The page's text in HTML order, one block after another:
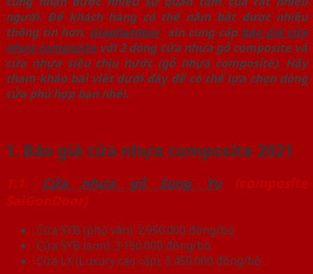
người. Để khách hàng có thể nắm bắt được nhiều
thông tin hơn, Giaphatdoorxin cung cấp báo giá cửa
nhựa composite với 2 dòng cửa nhựa gỗ composite và
cửa nhựa siêu chịu nước (gỗ nhựa composite). Hãy
tham khảo bài viết dưới đây để có thể lựa chọn dòng
cửa phù hợp bạn nhé!.
1. Báo giá cửa nhựa composite 2021
1.1. Cửa nhựa gỗ Sung Yu(composite
SaiGonDoor)
Cửa SYB (phủ vân): 2.950.000 đồng/bộ
Cửa SYB (sơn): 3.150.000 đồng/bộ
Cửa LX (Luxury cao cấp): 3.450.000 đồng/bộ